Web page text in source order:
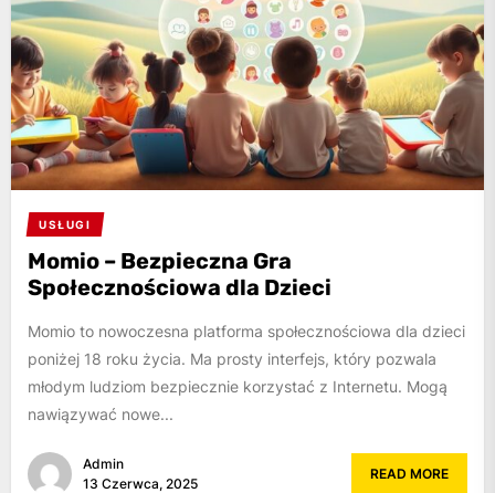
USŁUGI
Momio – Bezpieczna Gra
Społecznościowa dla Dzieci
Momio to nowoczesna platforma społecznościowa dla dzieci
poniżej 18 roku życia. Ma prosty interfejs, który pozwala
młodym ludziom bezpiecznie korzystać z Internetu. Mogą
nawiązywać nowe...
Admin
13 Czerwca, 2025
READ MORE